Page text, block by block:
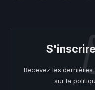
Recevez les
sur la